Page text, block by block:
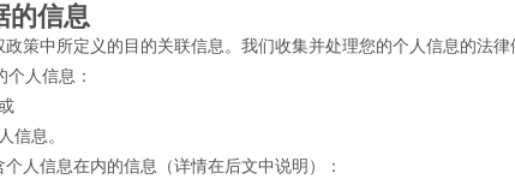
的信息
策中所定义的目的关联信息。我们收集并处理您的个人信息的法律
人信息：
信息。
人信息在内的信息（详情在后文中说明）：